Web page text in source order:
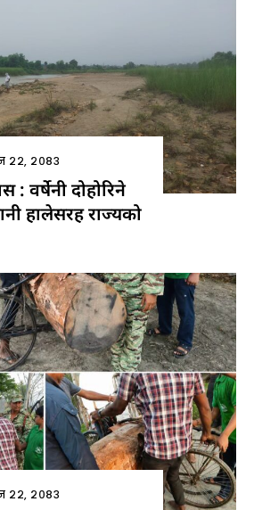
२२, २०८३
: वर्षेनी दोहोरिने
हालेसरह राज्यको
२२, २०८३